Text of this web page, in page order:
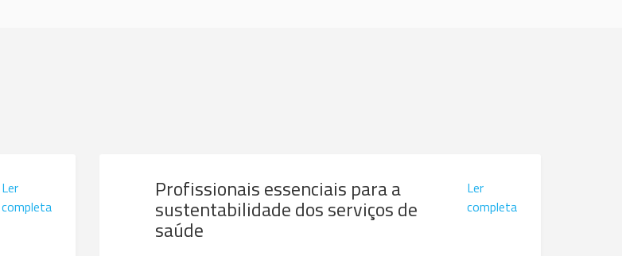
Ler
completa
Profissionais essenciais para a
sustentabilidade dos serviços de
saúde
Ler
completa